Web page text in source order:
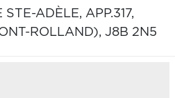
ADÈLE, APP.317,
ROLLAND), J8B 2N5